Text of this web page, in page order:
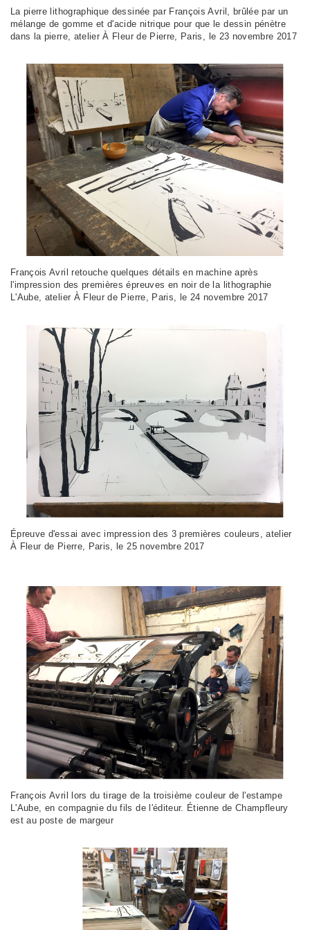
La pierre lithographique dessinée par François Avril, brûlée par un
mélange de gomme et d'acide nitrique pour que le dessin pénètre
dans la pierre, atelier À Fleur de Pierre, Paris, le 23 novembre 2017
François Avril retouche quelques détails en machine après
l'impression des premières épreuves en noir de la lithographie
L'Aube, atelier À Fleur de Pierre, Paris, le 24 novembre 2017
Épreuve d'essai avec impression des 3 premières couleurs, atelier
À Fleur de Pierre, Paris, le 25 novembre 2017
François Avril lors du tirage de la troisième couleur de l'estampe
L'Aube, en compagnie du fils de l'éditeur. Étienne de Champfleury
est au poste de margeur